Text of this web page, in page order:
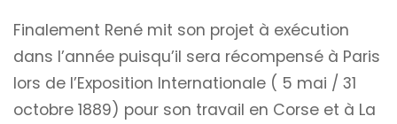
Finalement René mit son projet à exécution
dans l’année puisqu’il sera récompensé à Paris
lors de l’Exposition Internationale ( 5 mai / 31
octobre 1889) pour son travail en Corse et à La